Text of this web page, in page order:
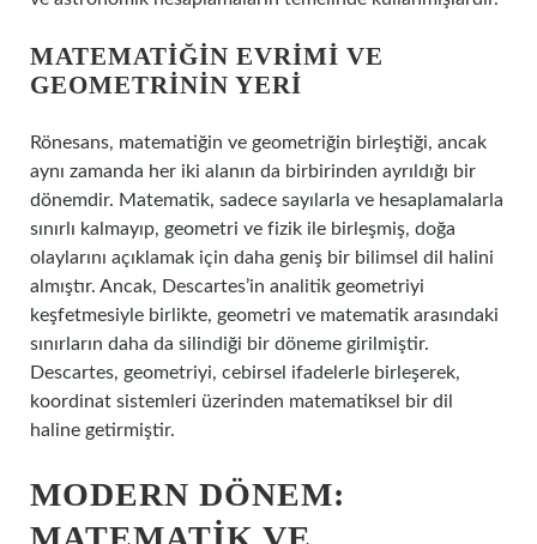
MATEMATIĞIN EVRIMI VE
GEOMETRININ YERI
Rönesans, matematiğin ve geometriğin birleştiği, ancak
aynı zamanda her iki alanın da birbirinden ayrıldığı bir
dönemdir. Matematik, sadece sayılarla ve hesaplamalarla
sınırlı kalmayıp, geometri ve fizik ile birleşmiş, doğa
olaylarını açıklamak için daha geniş bir bilimsel dil halini
almıştır. Ancak, Descartes’in analitik geometriyi
keşfetmesiyle birlikte, geometri ve matematik arasındaki
sınırların daha da silindiği bir döneme girilmiştir.
Descartes, geometriyi, cebirsel ifadelerle birleşerek,
koordinat sistemleri üzerinden matematiksel bir dil
haline getirmiştir.
MODERN DÖNEM: